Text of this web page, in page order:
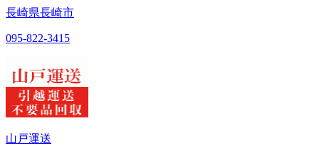
長崎県長崎市
095-822-3415
山戸運送